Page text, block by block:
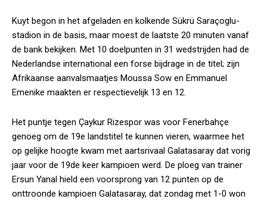
Kuyt begon in het afgeladen en kolkende Sükrü Saraçoglu-
stadion in de basis, maar moest de laatste 20 minuten vanaf
de bank bekijken. Met 10 doelpunten in 31 wedstrijden had de
Nederlandse international een forse bijdrage in de titel; zijn
Afrikaanse aanvalsmaatjes Moussa Sow en Emmanuel
Emenike maakten er respectievelijk 13 en 12.
Het puntje tegen Çaykur Rizespor was voor Fenerbahçe
genoeg om de 19e landstitel te kunnen vieren, waarmee het
op gelijke hoogte kwam met aartsrivaal Galatasaray dat vorig
jaar voor de 19de keer kampioen werd. De ploeg van trainer
Ersun Yanal hield een voorsprong van 12 punten op de
onttroonde kampioen Galatasaray, dat zondag met 1-0 won